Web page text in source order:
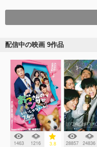
配信中の映画 9作品
1463 1216 3.8 28857 24836